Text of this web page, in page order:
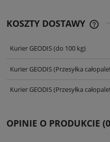
KOSZTY DOSTAWY
Kurier GEODIS(do 100 kg)
Kurier GEODIS(Przesyłka
Kurier GEODIS(Przesyłka
OPINIE O PRODUKCIE